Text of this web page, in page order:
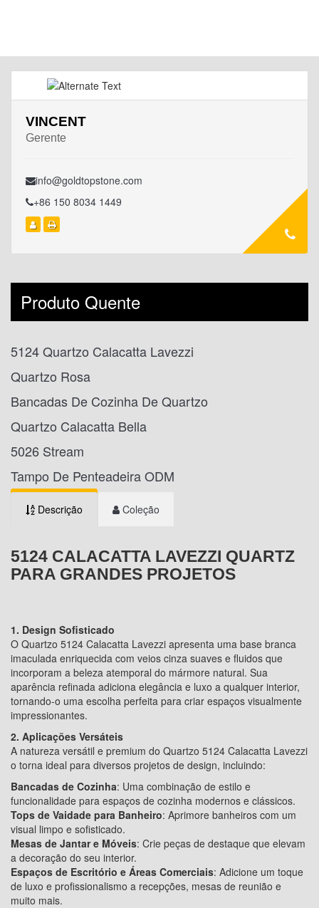
VINCENT
Gerente
info@goldtopstone.com
+86 150 8034 1449
Produto Quente
5124 Quartzo Calacatta Lavezzi
Quartzo Rosa
Bancadas De Cozinha De Quartzo
Quartzo Calacatta Bella
5026 Stream
Tampo De Penteadeira ODM
Descrição Coleção
5124 CALACATTA LAVEZZI QUARTZ
PARA GRANDES PROJETOS
1. Design Sofisticado
O Quartzo 5124 Calacatta Lavezzi apresenta uma base branca
imaculada enriquecida com veios cinza suaves e fluidos que
incorporam a beleza atemporal do mármore natural. Sua
aparência refinada adiciona elegância e luxo a qualquer interior,
tornando-o uma escolha perfeita para criar espaços visualmente
impressionantes.
2. Aplicações Versáteis
A natureza versátil e premium do Quartzo 5124 Calacatta Lavezzi
o torna ideal para diversos projetos de design, incluindo:
Bancadas de Cozinha: Uma combinação de estilo e
funcionalidade para espaços de cozinha modernos e clássicos.
Tops de Vaidade para Banheiro: Aprimore banheiros com um
visual limpo e sofisticado.
Mesas de Jantar e Móveis: Crie peças de destaque que elevam
a decoração do seu interior.
Espaços de Escritório e Áreas Comerciais: Adicione um toque
de luxo e profissionalismo a recepções, mesas de reunião e
muito mais.